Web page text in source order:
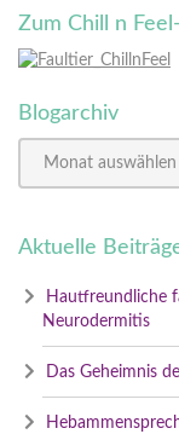
Zum Chill n
Blogarchiv
Aktuelle
Hautfreundliche
Neurodermitis
Das Geheimnis